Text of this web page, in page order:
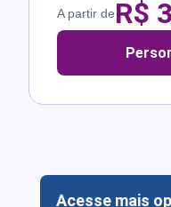
A partir deR$
Acesse mais